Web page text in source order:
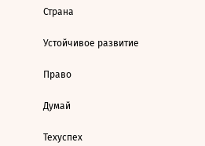
Страна
Устойчивое развитие
Право
Думай
Техуспех